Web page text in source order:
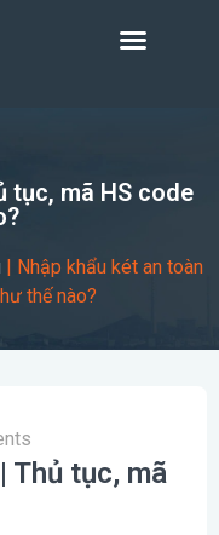
tục, mã HS code
| Nhập khẩu két an toàn
thế nào?
Thủ tục, mã